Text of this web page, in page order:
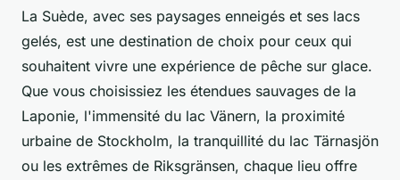
La Suède, avec ses paysages enneigés et ses lacs
gelés, est une destination de choix pour ceux qui
souhaitent vivre une expérience de pêche sur glace.
Que vous choisissiez les étendues sauvages de la
Laponie, l'immensité du lac Vänern, la proximité
urbaine de Stockholm, la tranquillité du lac Tärnasjön
ou les extrêmes de Riksgränsen, chaque lieu offre